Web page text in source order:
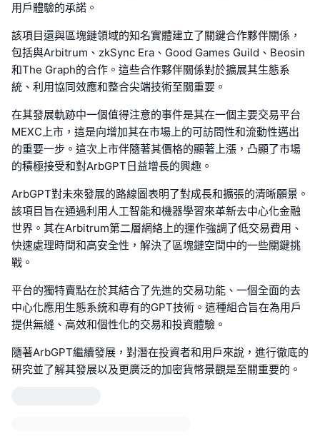
用戶體驗的承諾。
該項目還與區塊鏈領域的知名實體建立了關鍵合作夥伴關係，
包括與Arbitrum、zkSync Era、Good Games Guild、Beosin
和The Graph的合作。這些合作夥伴關係對於擴展其生態系
統、利用協同效應和整合尖端技術至關重要。
在其發展軌跡中一個值得注意的事件是其在一個主要交易平台
MEXC上市，這是向增加其在市場上的可訪問性和流動性邁出
的重要一步。這次上市伴隨著其價格的顯著上漲，凸顯了市場
的積極接受和對ArbGPT日益增長的興趣。
ArbGPT對未來發展的路線圖表明了對成長和擴張的清晰願景。
該項目旨在通過利用人工智能和機器學習來革新去中心化金融
世界。其在Arbitrum第二層網絡上的運作強調了低交易費用、
快速處理時間和高安全性，解決了區塊鏈空間中的一些關鍵挑
戰。
平台的獨特賣點在於其結合了先進的交易功能、一個全面的去
中心化應用生態系統和專有的GPT技術。這種組合旨在為用戶
提供無縫、高效和個性化的交易和投資體驗。
隨著ArbGPT繼續發展，對潛在投資者和用戶來說，進行徹底的
研究並了解其發展以及更廣泛的加密貨幣景觀是至關重要的。